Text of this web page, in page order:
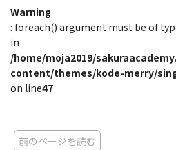
Warning
: foreach() argument must be of
in
/home/moja2019/
content/themes/kode-merry/
on line47
前のページを読む